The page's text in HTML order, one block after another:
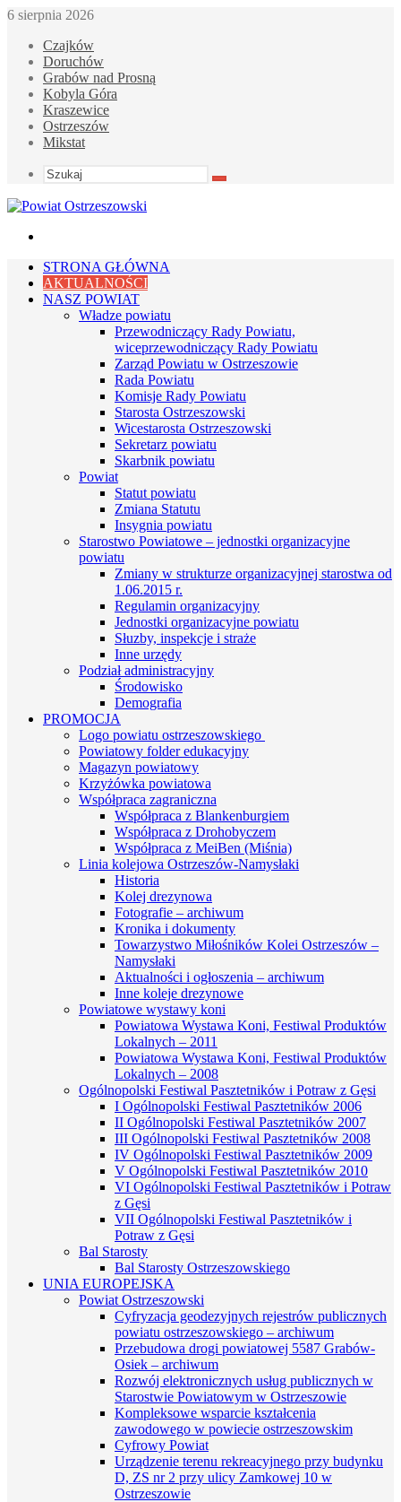
6 sierpnia 2026
Czajków
Doruchów
Grabów nad Prosną
Kobyla Góra
Kraszewice
Ostrzeszów
Mikstat
Szukaj
STRONA GŁÓWNA
AKTUALNOŚCI
NASZ POWIAT
Władze powiatu
Przewodniczący Rady Powiatu,
wiceprzewodniczący Rady Powiatu
Zarząd Powiatu w Ostrzeszowie
Rada Powiatu
Komisje Rady Powiatu
Starosta Ostrzeszowski
Wicestarosta Ostrzeszowski
Sekretarz powiatu
Skarbnik powiatu
Powiat
Statut powiatu
Zmiana Statutu
Insygnia powiatu
Starostwo Powiatowe – jednostki organizacyjne
powiatu
Zmiany w strukturze organizacyjnej starostwa od
1.06.2015 r.
Regulamin organizacyjny
Jednostki organizacyjne powiatu
Słuzby, inspekcje i straże
Inne urzędy
Podział administracyjny
Środowisko
Demografia
PROMOCJA
Logo powiatu ostrzeszowskiego
Powiatowy folder edukacyjny
Magazyn powiatowy
Krzyżówka powiatowa
Współpraca zagraniczna
Współpraca z Blankenburgiem
Współpraca z Drohobyczem
Współpraca z MeiBen (Miśnia)
Linia kolejowa Ostrzeszów-Namysłaki
Historia
Kolej drezynowa
Fotografie – archiwum
Kronika i dokumenty
Towarzystwo Miłośników Kolei Ostrzeszów –
Namysłaki
Aktualności i ogłoszenia – archiwum
Inne koleje drezynowe
Powiatowe wystawy koni
Powiatowa Wystawa Koni, Festiwal Produktów
Lokalnych – 2011
Powiatowa Wystawa Koni, Festiwal Produktów
Lokalnych – 2008
Ogólnopolski Festiwal Pasztetników i Potraw z Gęsi
I Ogólnopolski Festiwal Pasztetników 2006
II Ogólnopolski Festiwal Pasztetników 2007
III Ogólnopolski Festiwal Pasztetników 2008
IV Ogólnopolski Festiwal Pasztetników 2009
V Ogólnopolski Festiwal Pasztetników 2010
VI Ogólnopolski Festiwal Pasztetników i Potraw
z Gęsi
VII Ogólnopolski Festiwal Pasztetników i
Potraw z Gęsi
Bal Starosty
Bal Starosty Ostrzeszowskiego
UNIA EUROPEJSKA
Powiat Ostrzeszowski
Cyfryzacja geodezyjnych rejestrów publicznych
powiatu ostrzeszowskiego – archiwum
Przebudowa drogi powiatowej 5587 Grabów-
Osiek – archiwum
Rozwój elektronicznych usług publicznych w
Starostwie Powiatowym w Ostrzeszowie
Kompleksowe wsparcie kształcenia
zawodowego w powiecie ostrzeszowskim
Cyfrowy Powiat
Urządzenie terenu rekreacyjnego przy budynku
D, ZS nr 2 przy ulicy Zamkowej 10 w
Ostrzeszowie